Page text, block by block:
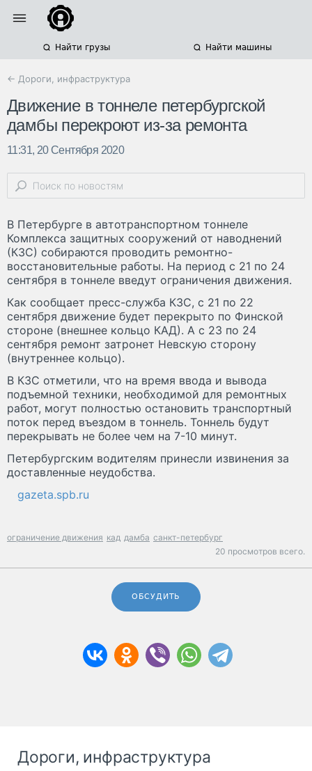
Найти грузы Найти машины
← Дороги, инфраструктура
Движение в тоннеле петербургской
дамбы перекроют из-за ремонта
11:31, 20 Сентября 2020
В Петербурге в автотранспортном тоннеле
Комплекса защитных сооружений от наводнений
(КЗС) собираются проводить ремонтно-
восстановительные работы. На период с 21 по 24
сентября в тоннеле введут ограничения движения.
Как сообщает пресс-служба КЗС, с 21 по 22
сентября движение будет перекрыто по Финской
стороне (внешнее кольцо КАД). А с 23 по 24
сентября ремонт затронет Невскую сторону
(внутреннее кольцо).
В КЗС отметили, что на время ввода и вывода
подъемной техники, необходимой для ремонтных
работ, могут полностью остановить транспортный
поток перед въездом в тоннель. Тоннель будут
перекрывать не более чем на 7-10 минут.
Петербургским водителям принесли извинения за
доставленные неудобства.
gazeta.spb.ru
ограничение движения кад дамба санкт-петербург
20 просмотров всего.
ОБСУДИТЬ
Дороги, инфраструктура